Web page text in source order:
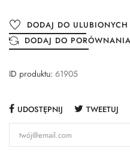
DODAJ DO ULUBIONYCH
DODAJ DO PORÓWNANIA
ID produktu: 61905
UDOSTĘPNIJ TWEETUJ